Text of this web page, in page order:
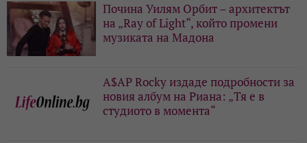
Почина Уилям Орбит – архитектът
на „Ray of Light“, който промени
музиката на Мадона
A$AP Rocky издаде подробности за
новия албум на Риана: „Тя е в
студиото в момента“